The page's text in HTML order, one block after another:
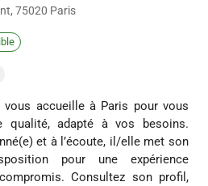
, 75020 Paris
accueille à Paris pour vous
qualité, adapté à vos besoins.
et à l’écoute, il/elle met son
pour une expérience
Consultez son profil,